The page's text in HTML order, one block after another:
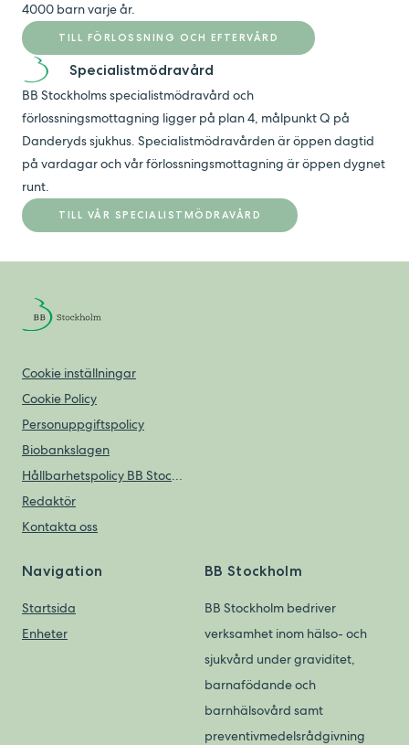
4000 barn varje år.
TILL FÖRLOSSNING OCH EFTERVÅRD
Specialistmödravård
BB Stockholms specialistmödravård och
förlossningsmottagning ligger på plan 4, målpunkt Q på
Danderyds sjukhus. Specialistmödravården är öppen dagtid
på vardagar och vår förlossningsmottagning är öppen dygnet
runt.
TILL VÅR SPECIALISTMÖDRAVÅRD
Cookie inställningar
Cookie Policy
Personuppgiftspolicy
Biobankslagen
Hållbarhetspolicy BB Stockholm
Redaktör
Kontakta oss
Navigation
Startsida
Enheter
BB Stockholm
BB Stockholm bedriver
verksamhet inom hälso- och
sjukvård under graviditet,
barnafödande och
barnhälsovård samt
preventivmedelsrådgivning